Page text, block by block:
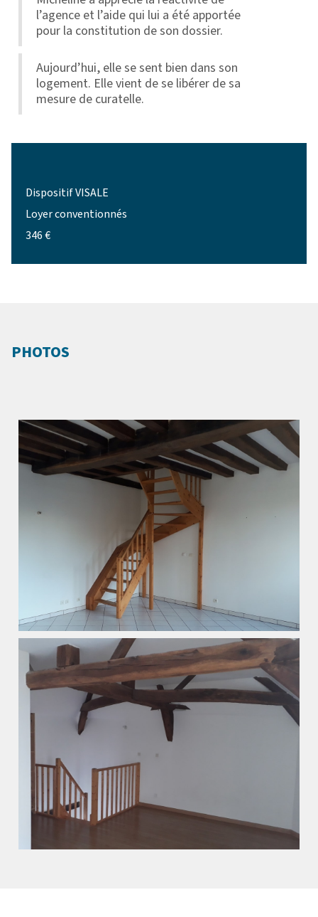
l’agence et l’aide qui lui a été apportée
pour la constitution de son dossier.
Aujourd’hui, elle se sent bien dans son
logement. Elle vient de se libérer de sa
mesure de curatelle.
Dispositif VISALE
Loyer conventionnés
346 €
PHOTOS